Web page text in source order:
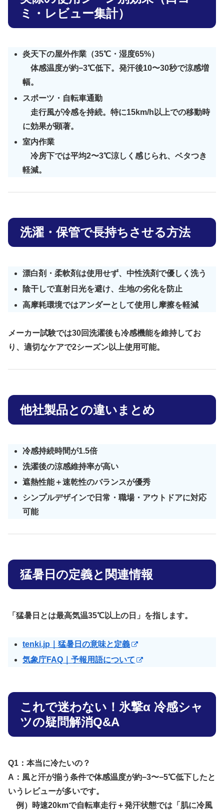
ミ・レビュー集計）
炎天下の屋外作業（35℃・湿度65%）
体感温度が約−3℃低下。発汗後10〜30秒で涼感増
幅。
スポーツ・自転車通勤
走行風が冷感を持続。特に15km/h以上での移動時
に効果が顕著。
室内作業
冷房下では平均2〜3℃涼しく感じられ、ベタつき
軽減。
洗濯・保管で長持ちさせる方法
漂白剤・柔軟剤は使用せず、中性洗剤で優しく洗う
陰干しで直射日光を避け、生地の劣化を防止
高摩耗環境ではアンダーとして使用し摩擦を軽減
メーカー試験では30回洗濯後も冷感機能を維持してお
り、適切なケアで2シーズン以上使用可能。
他社製品との違いまとめ
冷感持続時間が1.5倍
洗濯後の涼感維持率が高い
遮熱性能＋速乾性のバランスが優秀
シンプルデザインで日常・職場・アウトドアに対応
可能
猛暑日の定義と関連情報
「猛暑日とは最高気温35℃以上の日」を指します。
tenki.jp｜猛暑日の意味と定義
気象庁FAQ｜予報用語について
これで迷わない！氷撃α 冷感シャ
ツの疑問解消Q&A
Q1：本当に冷たいの？
A：風と汗が揃う条件で体感温度が約−3〜−5℃低下したと
いうレビューが多いです。
例）時速20kmで自転車走行＋発汗状態では「肌に冷風